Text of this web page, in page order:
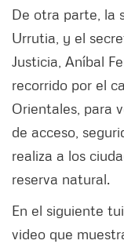
De otra parte, la
Urrutia, y el
Justicia, Aníbal
recorrido por el
Orientales, para
de acceso,
realiza a los
reserva natural.
En el siguiente
video que